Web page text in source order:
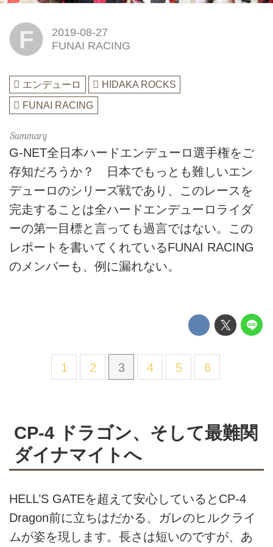
F
2019-08-27
FUNAI RACING
エンデューロ
HIDAKA ROCKS
FUNAI RACING
G-NET全日本ハードエンデューロ選手権をご
存知だろうか？ 日本でもっとも難しいエン
デューロのシリーズ戦であり、このレースを
完走することは全ハードエンデューロライダ
ーの第一目標と言っても過言ではない。この
レポートを書いてくれているFUNAI RACING
のメンバーも、例に漏れない。
1 2 3 4 5 6
CP-4 ドラゴン、そして最難関
ダイナマイトへ
HELL’S GATEを超えて安心しているとCP-4
Dragon前に立ちはだかる、ガレのヒルクライ
ムが姿を現します。長さは短いのですが、あ